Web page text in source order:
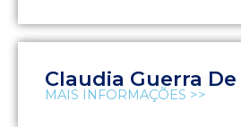
Claudia Guerra
MAIS INFORMAÇÕES >>